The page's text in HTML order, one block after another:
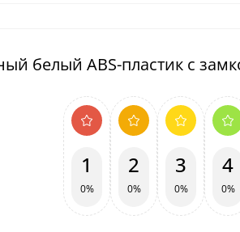
белый ABS-пластик с
1
0%
2
0%
3
0%
4
0%